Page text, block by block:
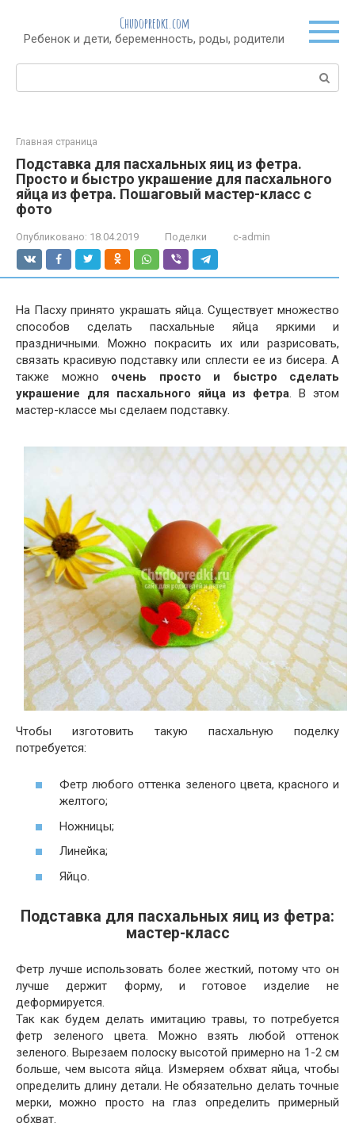
контенту
Chudopredki.com
Ребенок и дети, беременность, роды, родители
Поиск:
Главная страница
Подставка для пасхальных яиц из фетра.
Просто и быстро украшение для пасхального
яйца из фетра. Пошаговый мастер-класс с
фото
Опубликовано: 18.04.2019 Поделки c-admin
На Пасху принято украшать яйца. Существует множество
способов сделать пасхальные яйца яркими и
праздничными. Можно покрасить их или разрисовать,
связать красивую подставку или сплести ее из бисера. А
также можно очень просто и быстро сделать
украшение для пасхального яйца из фетра. В этом
мастер-классе мы сделаем подставку.
Чтобы изготовить такую пасхальную поделку
потребуется:
Фетр любого оттенка зеленого цвета, красного и
желтого;
Ножницы;
Линейка;
Яйцо.
Подставка для пасхальных яиц из фетра:
мастер-класс
Фетр лучше использовать более жесткий, потому что он
лучше держит форму, и готовое изделие не
деформируется.
Так как будем делать имитацию травы, то потребуется
фетр зеленого цвета. Можно взять любой оттенок
зеленого. Вырезаем полоску высотой примерно на 1-2 см
больше, чем высота яйца. Измеряем обхват яйца, чтобы
определить длину детали. Не обязательно делать точные
мерки, можно просто на глаз определить примерный
обхват.